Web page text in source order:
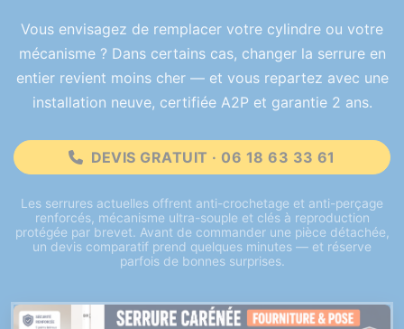
Vous envisagez de remplacer votre cylindre ou votre
mécanisme ? Dans certains cas, changer la serrure en
entier revient moins cher — et vous repartez avec une
installation neuve, certifiée A2P et garantie 2 ans.
DEVIS GRATUIT · 06 18 63 33 61
Les serrures actuelles offrent anti-crochetage et anti-perçage
renforcés, mécanisme ultra-souple et clés à reproduction
protégée par brevet. Avant de commander une pièce détachée,
un devis comparatif prend quelques minutes — et réserve
parfois de bonnes surprises.